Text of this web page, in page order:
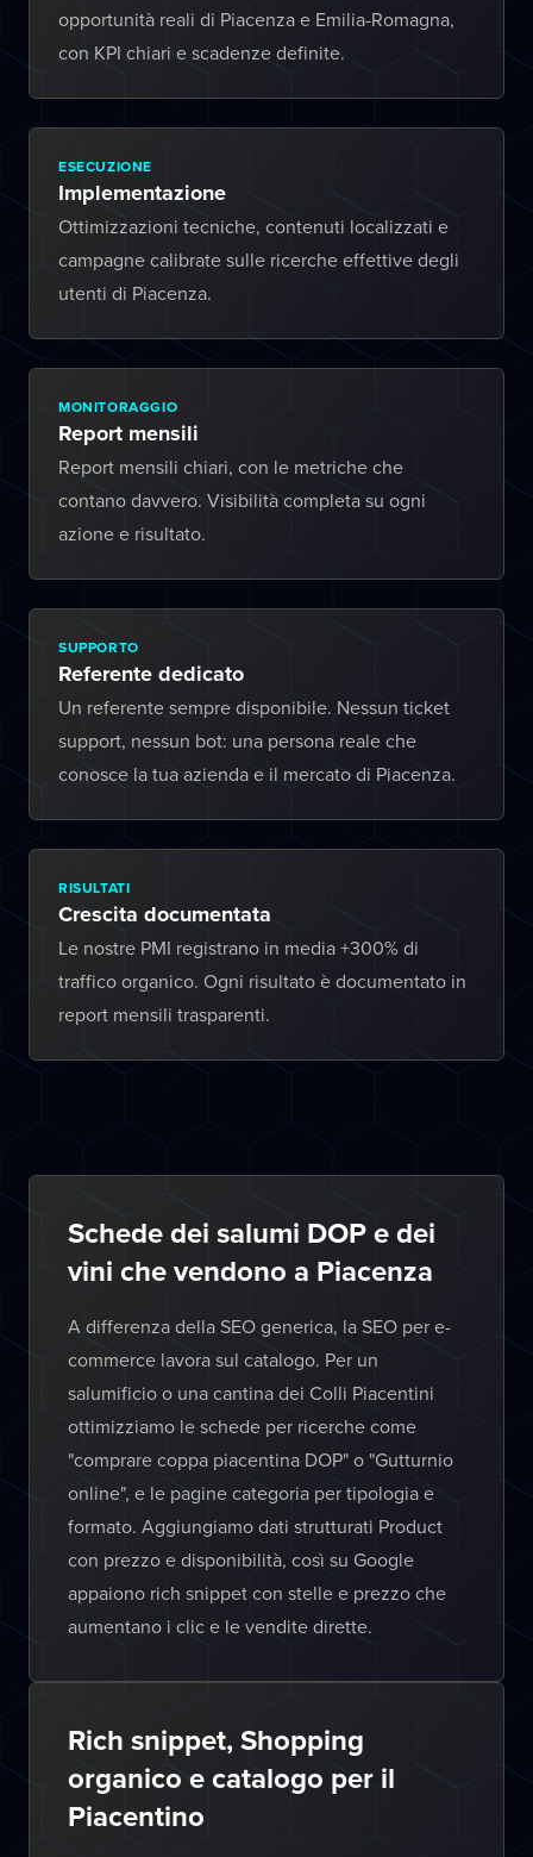
opportunità reali di Piacenza e Emilia-Romagna,
con KPI chiari e scadenze definite.
ESECUZIONE
Implementazione
Ottimizzazioni tecniche, contenuti localizzati e
campagne calibrate sulle ricerche effettive degli
utenti di Piacenza.
MONITORAGGIO
Report mensili
Report mensili chiari, con le metriche che
contano davvero. Visibilità completa su ogni
azione e risultato.
SUPPORTO
Referente dedicato
Un referente sempre disponibile. Nessun ticket
support, nessun bot: una persona reale che
conosce la tua azienda e il mercato di Piacenza.
RISULTATI
Crescita documentata
Le nostre PMI registrano in media +300% di
traffico organico. Ogni risultato è documentato in
report mensili trasparenti.
Schede dei salumi DOP e dei
vini che vendono a Piacenza
A differenza della SEO generica, la SEO per e-
commerce lavora sul catalogo. Per un
salumificio o una cantina dei Colli Piacentini
ottimizziamo le schede per ricerche come
"comprare coppa piacentina DOP" o "Gutturnio
online", e le pagine categoria per tipologia e
formato. Aggiungiamo dati strutturati Product
con prezzo e disponibilità, così su Google
appaiono rich snippet con stelle e prezzo che
aumentano i clic e le vendite dirette.
Rich snippet, Shopping
organico e catalogo per il
Piacentino